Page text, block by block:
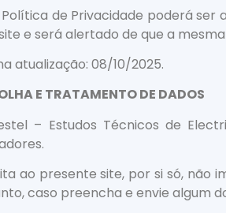
Política de Privacidade poderá
e será alertado de que a
atualização: 08/10/2025.
E TRATAMENTO DE DADOS
– Estudos Técnicos de
ao presente site, por si só, não
caso preencha e envie algum